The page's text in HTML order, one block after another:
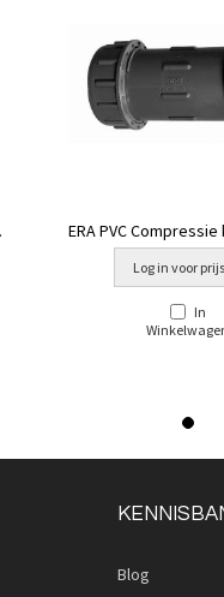
ERA PVC
mm
Log in voor prijs
In
Blog